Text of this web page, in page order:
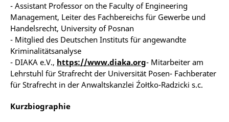
- Assistant Professor on the Faculty of Engineering
Management, Leiter des Fachbereichs für Gewerbe und
Handelsrecht, University of Posnan
- Mitglied des Deutschen Instituts für angewandte
Kriminalitätsanalyse
- DIAKA e.V., https://www.diaka.org- Mitarbeiter am
Lehrstuhl für Strafrecht der Universität Posen- Fachberater
für Strafrecht in der Anwaltskanzlei Źołtko-Radzicki s.c.
Kurzbiographie